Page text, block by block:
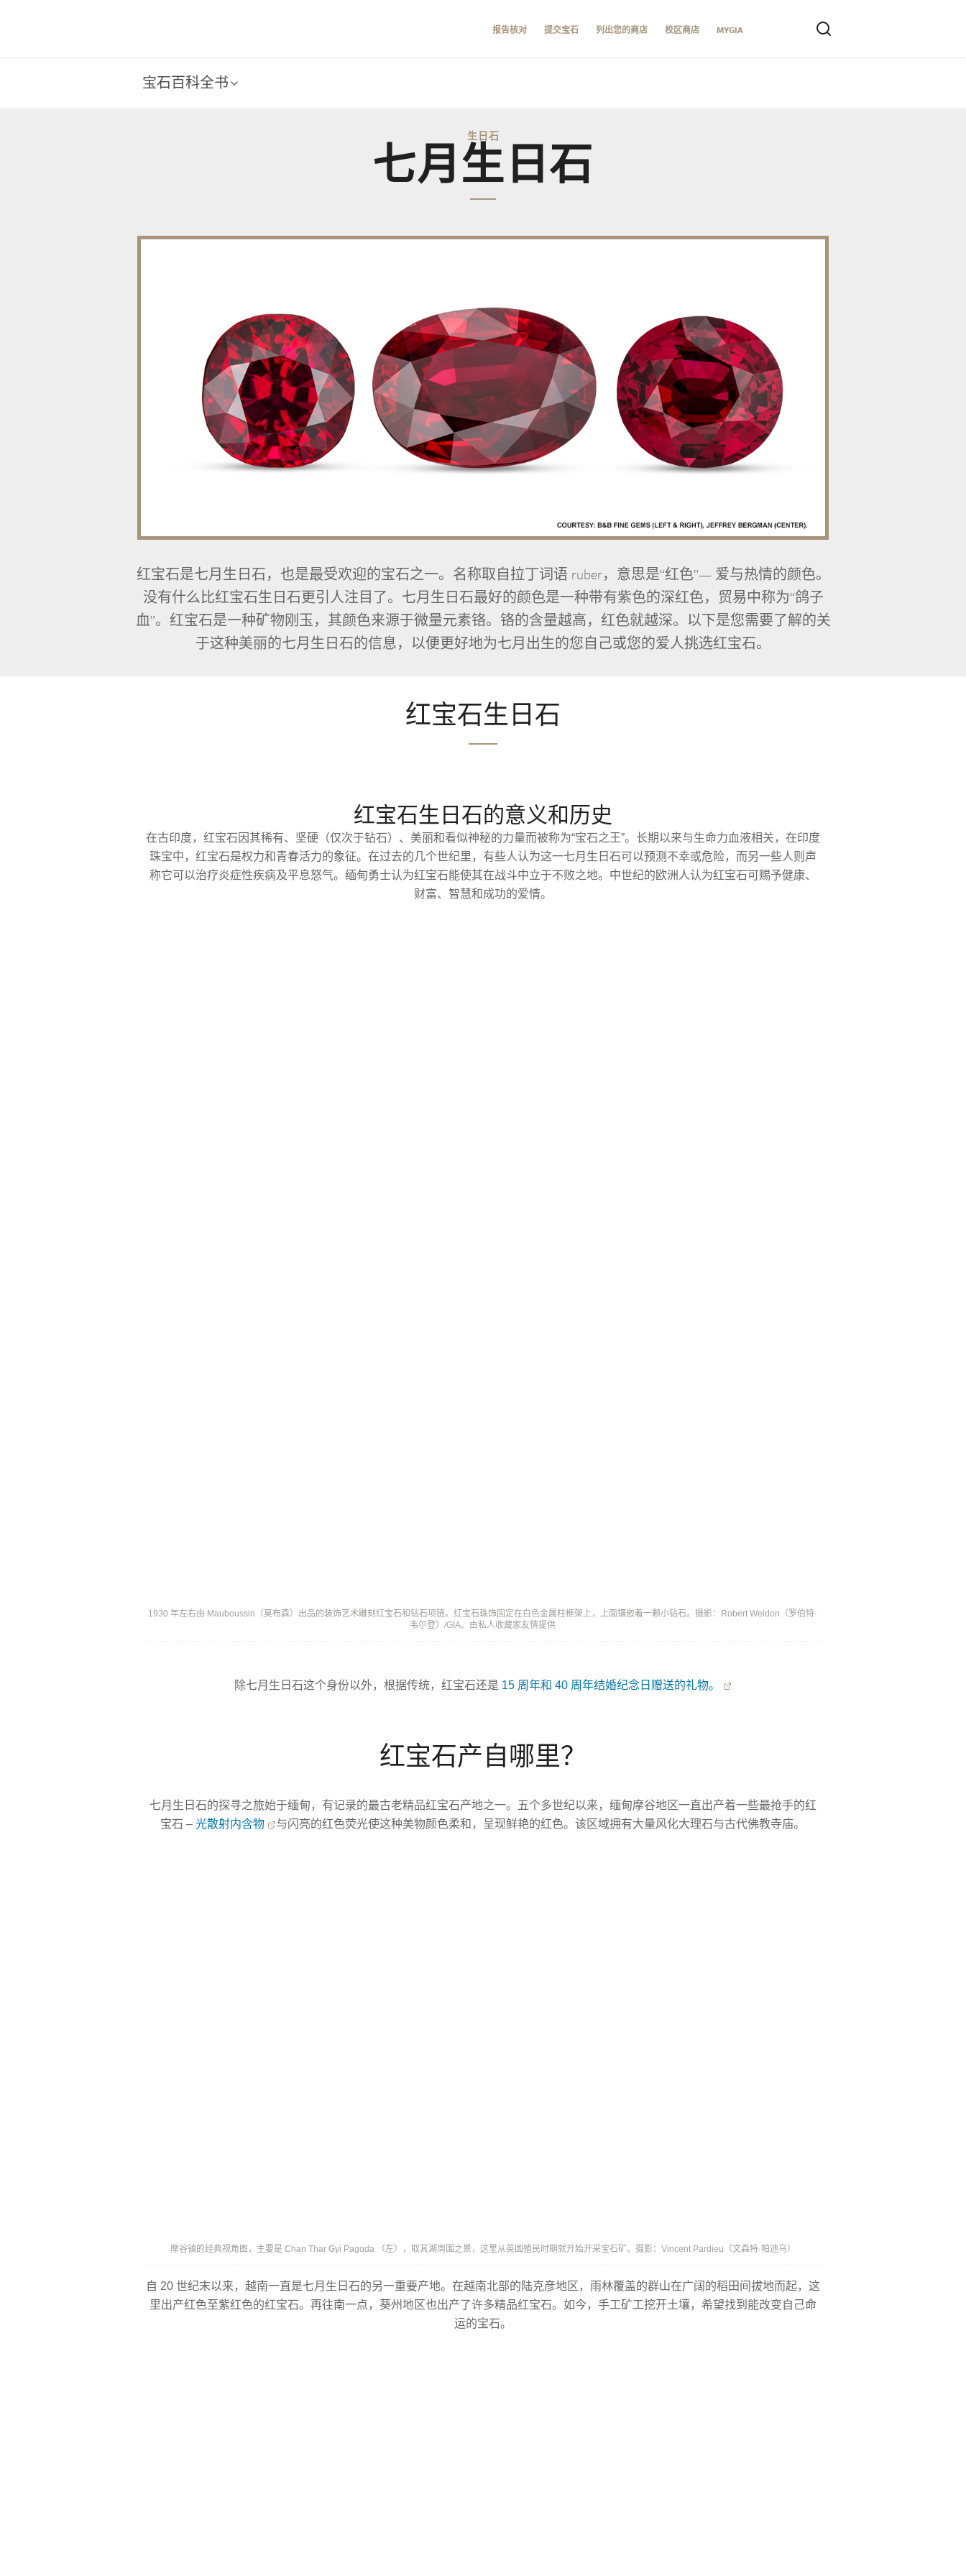
报告核对 提交宝石 列出您的商店 校区商店 MYGIA
宝石百科全书
生日石
七月生日石
红宝石是七月生日石，也是最受欢迎的宝石之一。名称取自拉丁词语 ruber，意思是“红色”— 爱与热情的颜色。
没有什么比红宝石生日石更引人注目了。七月生日石最好的颜色是一种带有紫色的深红色，贸易中称为“鸽子
血”。红宝石是一种矿物刚玉，其颜色来源于微量元素铬。铬的含量越高，红色就越深。以下是您需要了解的关
于这种美丽的七月生日石的信息，以便更好地为七月出生的您自己或您的爱人挑选红宝石。
红宝石生日石
红宝石生日石的意义和历史
在古印度，红宝石因其稀有、坚硬（仅次于钻石）、美丽和看似神秘的力量而被称为“宝石之王”。长期以来与生命力血液相关，在印度
珠宝中，红宝石是权力和青春活力的象征。在过去的几个世纪里，有些人认为这一七月生日石可以预测不幸或危险，而另一些人则声
称它可以治疗炎症性疾病及平息怒气。缅甸勇士认为红宝石能使其在战斗中立于不败之地。中世纪的欧洲人认为红宝石可赐予健康、
财富、智慧和成功的爱情。
1930 年左右由 Mauboussin（莫布森）出品的装饰艺术雕刻红宝石和钻石项链。红宝石珠饰固定在白色金属柱框架上，上面镶嵌着一颗小钻石。摄影：Robert Weldon（罗伯特·
韦尔登）/GIA。由私人收藏家友情提供
除七月生日石这个身份以外，根据传统，红宝石还是 15 周年和 40 周年结婚纪念日赠送的礼物。
红宝石产自哪里？
七月生日石的探寻之旅始于缅甸，有记录的最古老精品红宝石产地之一。五个多世纪以来，缅甸摩谷地区一直出产着一些最抢手的红
宝石 –光散射内含物 与闪亮的红色荧光使这种美物颜色柔和，呈现鲜艳的红色。该区域拥有大量风化大理石与古代佛教寺庙。
摩谷镇的经典视角图，主要是 Chan Thar Gyi Pagoda （左），取其湖周围之景，这里从英国殖民时期就开始开采宝石矿。摄影：Vincent Pardieu（文森特·帕迪乌）
自 20 世纪末以来，越南一直是七月生日石的另一重要产地。在越南北部的陆克彦地区，雨林覆盖的群山在广阔的稻田间拔地而起，这
里出产红色至紫红色的红宝石。再往南一点，葵州地区也出产了许多精品红宝石。如今，手工矿工挖开土壤，希望找到能改变自己命
运的宝石。